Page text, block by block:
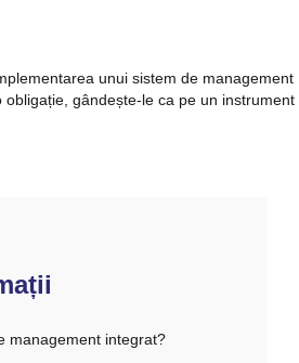
unui sistem de management
gândește-le ca pe un instrument
management integrat?